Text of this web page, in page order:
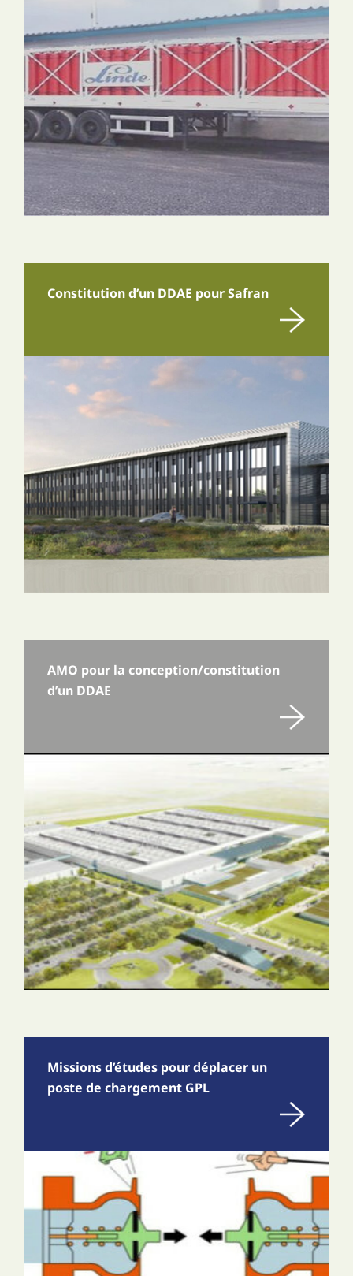
Constitution d’un DDAE pour Safran
AMO pour la conception/constitution
d’un DDAE
Missions d’études pour déplacer un
poste de chargement GPL